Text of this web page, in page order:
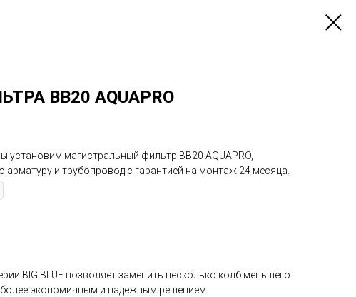
ВВ20 AQUAPRO
установим магистральный фильтр ВВ20 AQUAPRO,
и трубопровод с гарантией на монтаж 24 месяца.
BIG BLUE позволяет заменить несколько колб меньшего
более экономичным и надежным решением.